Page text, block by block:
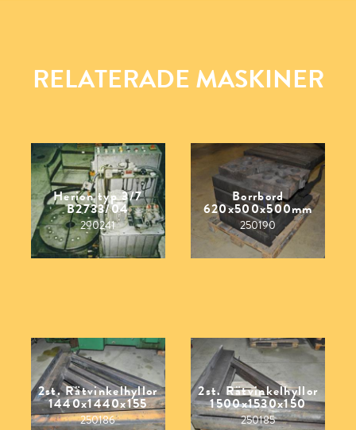
RELATERADE MASKINER
Herion typ 3/7
B2733/04
290241
Borrbord
620x500x500mm
250190
2st. Rätvinkelhyllor
1440x1440x155
250186
2st. Rätvinkelhyllor
1500x1530x150
250185